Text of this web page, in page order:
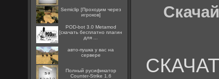
Semiclip [Проходим через
игроков]
POD-bot 3.0 Metamod
[скачать бесплатно плагин
для ...
авто-пушка у вас на
сервере
Полный русификатор
Counter-Strike 1.6